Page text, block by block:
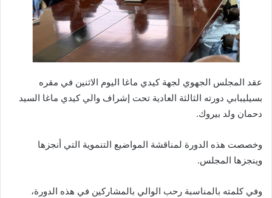
عقد المجلس الجهوي لجهة كيدي ماغا اليوم الاثنين في مقره
بسيليبابي دورته الثالثة العادية تحت إشراف والي كيدي ماغا السيد
دحمان ولد بيروك.
وخصصت هذه الدورة لمناقشة المواضيع التنموية التي أنجزها
وينجزها المجلس.
وفي كلمته بالمناسبة رحب الوالي بالمشاركين في هذه الدورة،